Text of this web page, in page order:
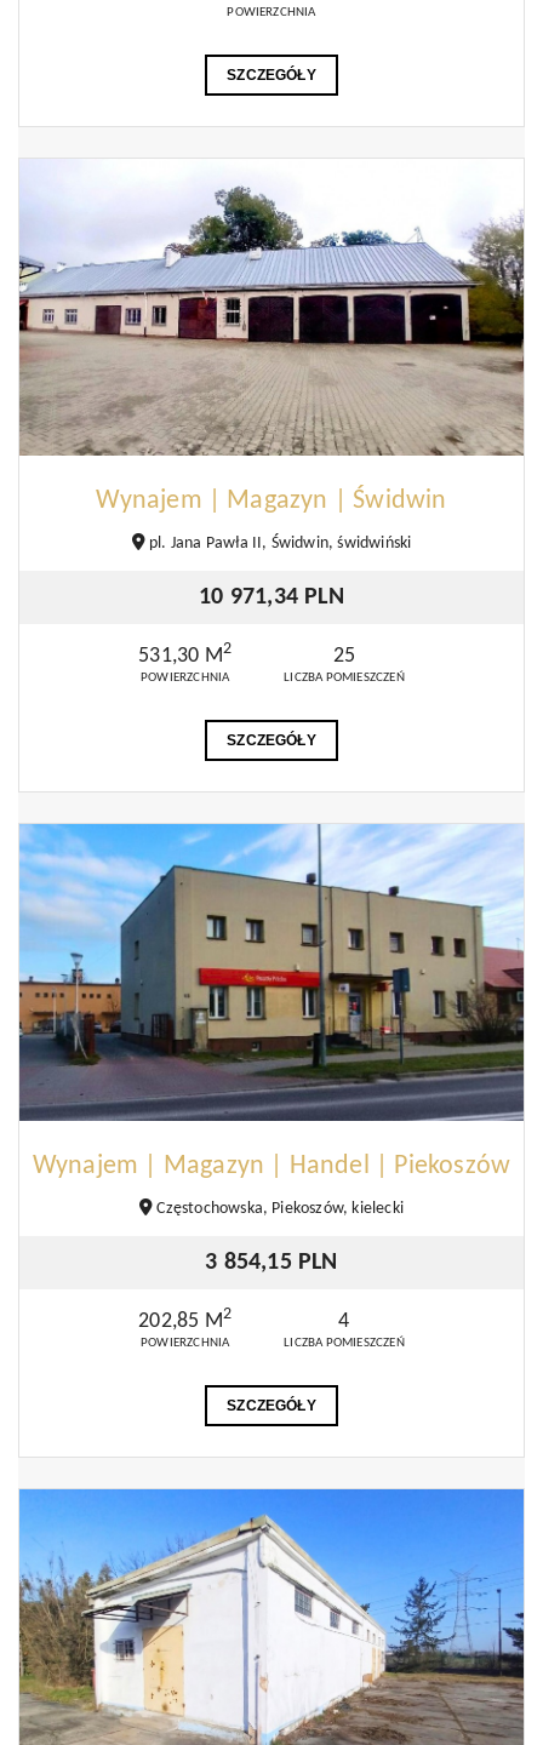
POWIERZCHNIA
SZCZEGÓŁY
Wynajem | Magazyn | Świdwin
pl. Jana Pawła II, Świdwin, świdwiński
10 971,34 PLN
531,30 M2
POWIERZCHNIA
25
LICZBA POMIESZCZEŃ
SZCZEGÓŁY
Wynajem | Magazyn | Handel | Piekoszów
Częstochowska, Piekoszów, kielecki
3 854,15 PLN
202,85 M2
POWIERZCHNIA
4
LICZBA POMIESZCZEŃ
SZCZEGÓŁY